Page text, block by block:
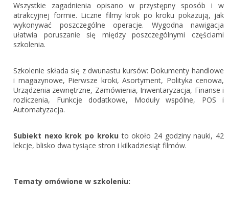
Zapomniałem hasła
Zarejestruj
Wszystkie zagadnienia opisano w przystępny sposób i w
atrakcyjnej formie. Liczne filmy krok po kroku pokazują, jak
wykonywać poszczególne operacje. Wygodna nawigacja
ułatwia poruszanie się między poszczególnymi częściami
szkolenia.
Szkolenie składa się z dwunastu kursów: Dokumenty handlowe
i magazynowe, Pierwsze kroki, Asortyment, Polityka cenowa,
Urządzenia zewnętrzne, Zamówienia, Inwentaryzacja, Finanse i
rozliczenia, Funkcje dodatkowe, Moduły wspólne, POS i
Automatyzacja.
Subiekt nexo krok po kroku to około 24 godziny nauki, 42
lekcje, blisko dwa tysiące stron i kilkadziesiąt filmów.
Tematy omówione w szkoleniu: